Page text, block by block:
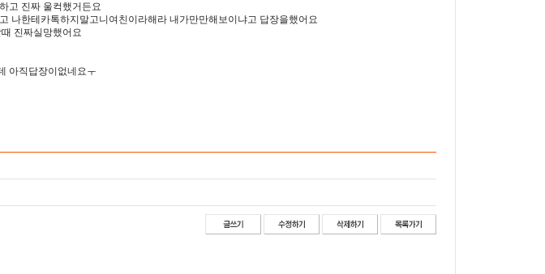
고 진짜 울컥했거든요
나한테카톡하지말고니여친이라해라 내가만만해보이냐고 답장을했어요
진짜실망했어요
아직답장이없네요ㅜ